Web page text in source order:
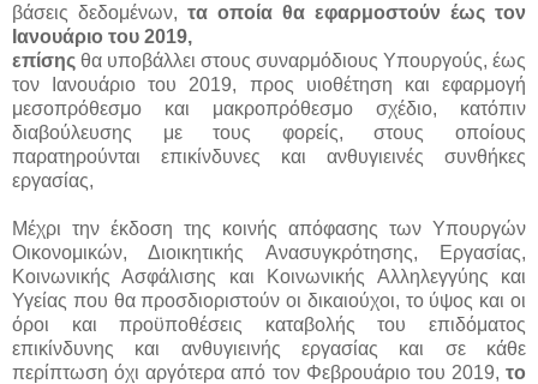
βάσεις δεδομένων, τα οποία θα εφαρμοστούν έως τον
Ιανουάριο του 2019,
επίσης θα υποβάλλει στους συναρμόδιους Υπουργούς, έως
τον Ιανουάριο του 2019, προς υιοθέτηση και εφαρμογή
μεσοπρόθεσμο και μακροπρόθεσμο σχέδιο, κατόπιν
διαβούλευσης με τους φορείς, στους οποίους
παρατηρούνται επικίνδυνες και ανθυγιεινές συνθήκες
εργασίας,
Μέχρι την έκδοση της κοινής απόφασης των Υπουργών
Οικονομικών, Διοικητικής Ανασυγκρότησης, Εργασίας,
Κοινωνικής Ασφάλισης και Κοινωνικής Αλληλεγγύης και
Υγείας που θα προσδιοριστούν οι δικαιούχοι, το ύψος και οι
όροι και προϋποθέσεις καταβολής του επιδόματος
επικίνδυνης και ανθυγιεινής εργασίας και σε κάθε
περίπτωση όχι αργότερα από τον Φεβρουάριο του 2019, το